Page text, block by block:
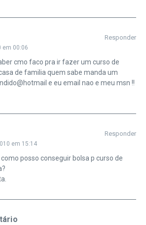
em 00:06
Responder
cmo faco pra ir fazer um curso de
de familia quem sabe manda um
e eu email nao e meu msn !!
em 15:14
Responder
posso conseguir bolsa p curso de